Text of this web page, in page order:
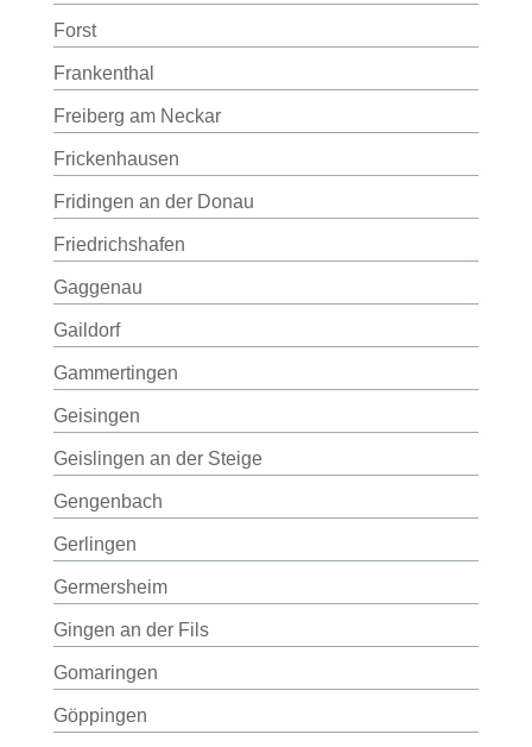
Forst
Frankenthal
Freiberg am Neckar
Frickenhausen
Fridingen an der Donau
Friedrichshafen
Gaggenau
Gaildorf
Gammertingen
Geisingen
Geislingen an der Steige
Gengenbach
Gerlingen
Germersheim
Gingen an der Fils
Gomaringen
Göppingen